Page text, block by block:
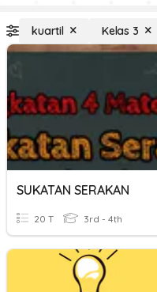
kuartil Kelas 3
SUKATAN SERAKAN
20 T 3rd - 4th